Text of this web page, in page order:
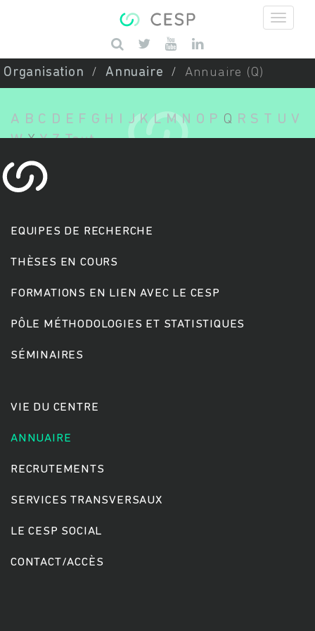
Saisissez vos mots-clés
Organisation Annuaire Annuaire (Q)
A B C D E F G H J K L M N O P Q R S T U V
W X Y Z Tout
EQUIPES DE RECHERCHE
THÈSES EN COURS
FORMATIONS EN LIEN AVEC LE CESP
PÔLE MÉTHODOLOGIES ET STATISTIQUES
SÉMINAIRES
VIE DU CENTRE
ANNUAIRE
RECRUTEMENTS
SERVICES TRANSVERSAUX
LE CESP SOCIAL
CONTACT/ACCÈS